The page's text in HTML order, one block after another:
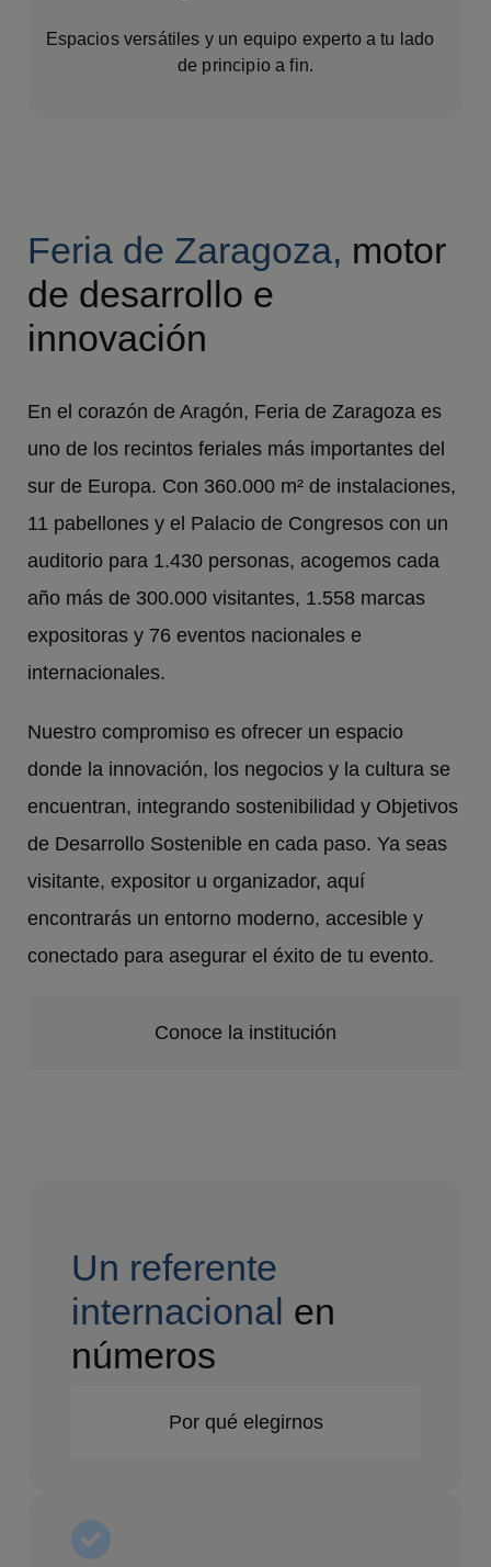
Espacios versátiles y un equipo experto a tu lado
de principio a fin.
Feria de Zaragoza, motor
de desarrollo e
innovación
En el corazón de Aragón, Feria de Zaragoza es
uno de los recintos feriales más importantes del
sur de Europa. Con 360.000 m² de instalaciones,
11 pabellones y el Palacio de Congresos con un
auditorio para 1.430 personas, acogemos cada
año más de 300.000 visitantes, 1.558 marcas
expositoras y 76 eventos nacionales e
internacionales.
Nuestro compromiso es ofrecer un espacio
donde la innovación, los negocios y la cultura se
encuentran, integrando sostenibilidad y Objetivos
de Desarrollo Sostenible en cada paso. Ya seas
visitante, expositor u organizador, aquí
encontrarás un entorno moderno, accesible y
conectado para asegurar el éxito de tu evento.
Conoce la institución
Un referente
internacional en
números
Por qué elegirnos